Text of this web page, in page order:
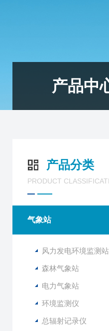
产品中
产品分类
PRODUCT
气象站
风力发电环境监测站
森林气象站
电力气象站
环境监测仪
总辐射记录仪